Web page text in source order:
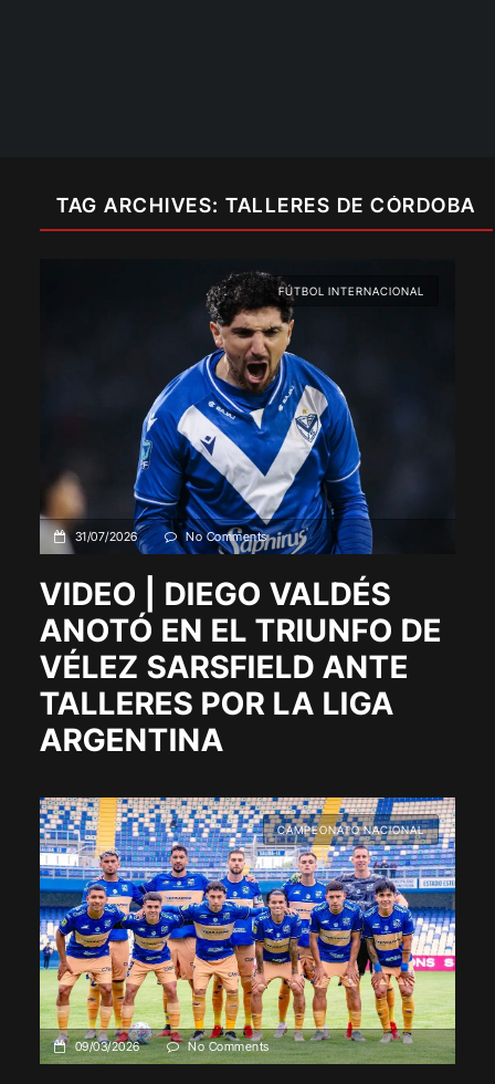
TAG ARCHIVES: TALLERES DE CÓRDOBA
FÚTBOL INTERNACIONAL
31/07/2026 No Comments
VIDEO | DIEGO VALDÉS
ANOTÓ EN EL TRIUNFO DE
VÉLEZ SARSFIELD ANTE
TALLERES POR LA LIGA
ARGENTINA
CAMPEONATO NACIONAL
09/03/2026 No Comments